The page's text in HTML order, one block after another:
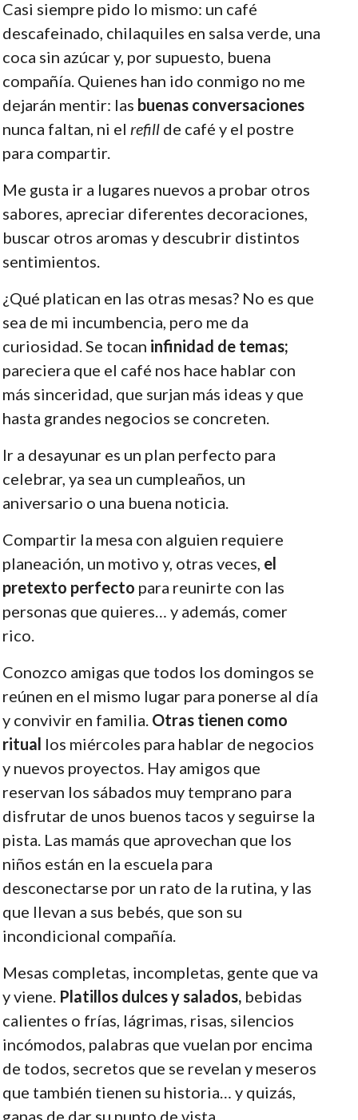
Casi siempre pido lo mismo: un café
descafeinado, chilaquiles en salsa verde, una
coca sin azúcar y, por supuesto, buena
compañía. Quienes han ido conmigo no me
dejarán mentir: las buenas conversaciones
nunca faltan, ni el refill de café y el postre
para compartir.
Me gusta ir a lugares nuevos a probar otros
sabores, apreciar diferentes decoraciones,
buscar otros aromas y descubrir distintos
sentimientos.
¿Qué platican en las otras mesas? No es que
sea de mi incumbencia, pero me da
curiosidad. Se tocan infinidad de temas;
pareciera que el café nos hace hablar con
más sinceridad, que surjan más ideas y que
hasta grandes negocios se concreten.
Ir a desayunar es un plan perfecto para
celebrar, ya sea un cumpleaños, un
aniversario o una buena noticia.
Compartir la mesa con alguien requiere
planeación, un motivo y, otras veces, el
pretexto perfecto para reunirte con las
personas que quieres… y además, comer
rico.
Conozco amigas que todos los domingos se
reúnen en el mismo lugar para ponerse al día
y convivir en familia. Otras tienen como
ritual los miércoles para hablar de negocios
y nuevos proyectos. Hay amigos que
reservan los sábados muy temprano para
disfrutar de unos buenos tacos y seguirse la
pista. Las mamás que aprovechan que los
niños están en la escuela para
desconectarse por un rato de la rutina, y las
que llevan a sus bebés, que son su
incondicional compañía.
Mesas completas, incompletas, gente que va
y viene. Platillos dulces y salados,bebidas
calientes o frías, lágrimas, risas, silencios
incómodos, palabras que vuelan por encima
de todos, secretos que se revelan y meseros
que también tienen su historia… y quizás,
ganas de dar su punto de vista.